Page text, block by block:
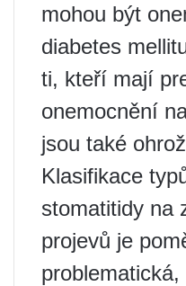
mohou být
diabetes
ti, kteří mají
onemocnění
jsou také
Klasifikace
stomatitidy na
projevů je